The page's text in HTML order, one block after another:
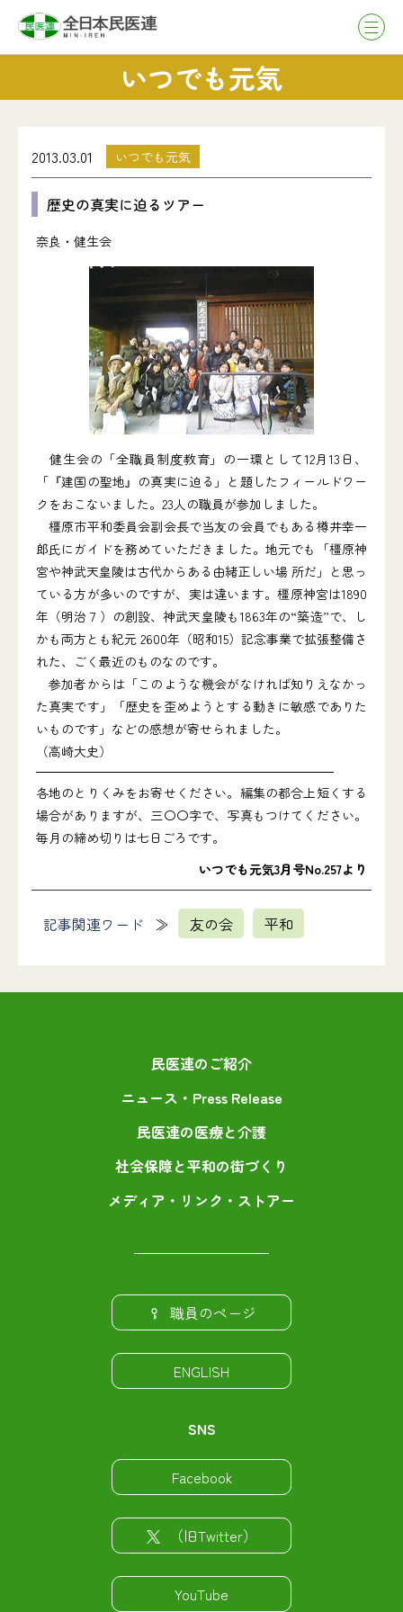
いつでも元気
2013.03.01 いつでも元気
歴史の真実に迫るツアー
奈良・健生会
健生会の「全職員制度教育」の一環として12月13日、
「『建国の聖地』の真実に迫る」と題したフィールドワー
クをおこないました。23人の職員が参加しました。
橿原市平和委員会副会長で当友の会員でもある樽井幸一
郎氏にガイドを務めていただきました。地元でも「橿原神
宮や神武天皇陵は古代からある由緒正しい場 所だ」と思っ
ている方が多いのですが、実は違います。橿原神宮は1890
年（明治７）の創設、神武天皇陵も1863年の“築造”で、し
かも両方とも紀元 2600年（昭和15）記念事業で拡張整備さ
れた、ごく最近のものなのです。
参加者からは「このような機会がなければ知りえなかっ
た真実です」「歴史を歪めようとする動きに敏感でありた
いものです」などの感想が寄せられました。
（高崎大史）
各地のとりくみをお寄せください。編集の都合上短くする
場合がありますが、三〇〇字で、写真もつけてください。
毎月の締め切りは七日ごろです。
いつでも元気3月号No.257より
記事関連ワード 友の会 平和
民医連のご紹介
ニュース・Press Release
民医連の医療と介護
社会保障と平和の街づくり
メディア・リンク・ストアー
職員のページ
ENGLISH
SNS
Facebook
（旧Twitter）
YouTube